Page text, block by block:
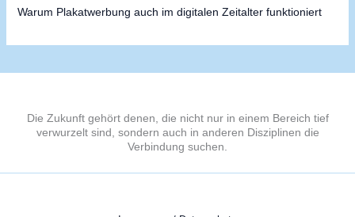
Warum Plakatwerbung auch im digitalen Zeitalter funktioniert
Die Zukunft gehört denen, die nicht nur in einem Bereich tief
verwurzelt sind, sondern auch in anderen Disziplinen die
Verbindung suchen.